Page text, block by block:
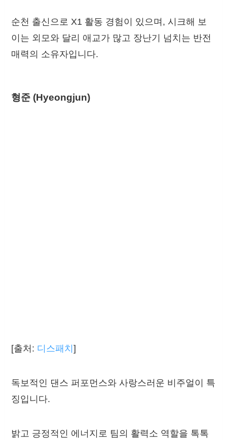
순천 출신으로 X1 활동 경험이 있으며, 시크해 보
이는 외모와 달리 애교가 많고 장난기 넘치는 반전
매력의 소유자입니다.
형준 (Hyeongjun)
[출처: 디스패치]
독보적인 댄스 퍼포먼스와 사랑스러운 비주얼이 특
징입니다.
밝고 긍정적인 에너지로 팀의 활력소 역할을 톡톡